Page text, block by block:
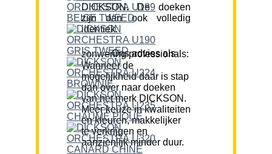
DICKSON. De doeken
zijn dan ook volledig
identiek.
Ons advies als zonwering professionals:
Wanneer de
mogelijkheid daar is stap
dan over naar doeken
van het merk DICKSON.
Meer keuze in kwaliteiten
en kleuren, makkelijker
te verkrijgen en
aanzienlijk minder duur.